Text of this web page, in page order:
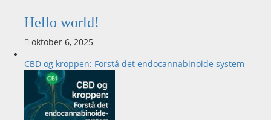
Hello world!
oktober 6, 2025
CBD og kroppen: Forstå det endocannabinoide system